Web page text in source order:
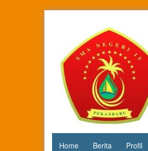
SMA
Negeri 15
Pekanbaru
Jl. Cipta
Karya
KM.3, Kec.
Tuah
Madani,
Kota
Pekanbaru
Home Berita Profil